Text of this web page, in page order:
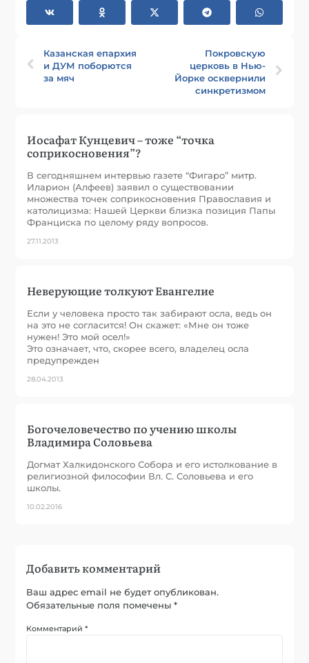
Казанская епархия
и ДУМ поборются
за мяч
Покровскую
церковь в Нью-
Йорке осквернили
синкретизмом
Иосафат Кунцевич – тоже “точка
соприкосновения”?
В сегодняшнем интервью газете “Фигаро” митр.
Иларион (Алфеев) заявил о существовании
множества точек соприкосновения Православия и
католицизма: Нашей Церкви близка позиция Папы
Франциска по целому ряду вопросов.
27.11.2013
Неверующие толкуют Евангелие
Если у человека просто так забирают осла, ведь он
на это не согласится! Он скажет: «Мне он тоже
нужен! Это мой осел!»
Это означает, что, скорее всего, владелец осла
предупрежден
28.04.2013
Богочеловечество по учению школы
Владимира Соловьева
Догмат Халкидонского Собора и его истолкование в
религиозной философии Вл. С. Соловьева и его
школы.
10.02.2016
Добавить комментарий
Ваш адрес email не будет опубликован.
Обязательные поля помечены*
Комментарий*